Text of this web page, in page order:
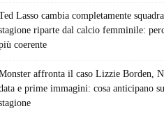
Lasso cambia completamente
riparte dal calcio femminile:
coerente
affronta il caso Lizzie Borden,
e prime immagini: cosa anticipano